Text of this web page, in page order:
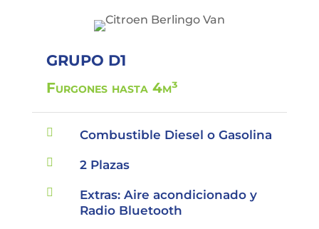
GRUPO D1
Furgones hasta 4m³
 Combustible Diesel o Gasolina
 2 Plazas

Extras: Aire acondicionado y
Radio Bluetooth